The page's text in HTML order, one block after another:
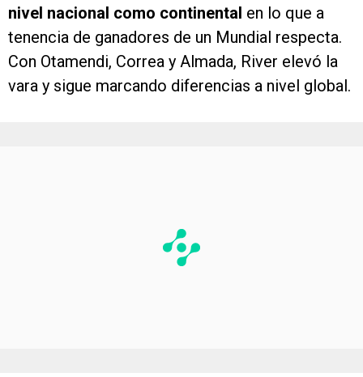
nivel nacional como continental en lo que a
tenencia de ganadores de un Mundial respecta.
Con Otamendi, Correa y Almada, River elevó la
vara y sigue marcando diferencias a nivel global.